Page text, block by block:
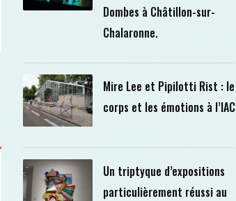
Dombes à Châtillon-sur-
Chalaronne.
Mire Lee et Pipilotti Rist : le
corps et les émotions à l’IAC
Un triptyque d’expositions
particulièrement réussi au